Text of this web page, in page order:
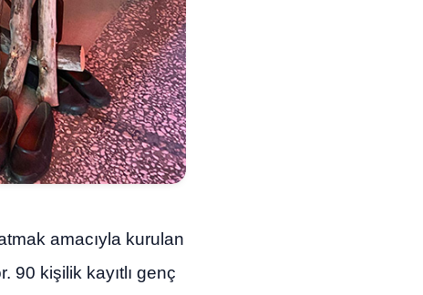
amacıyla kurulan
90 kişilik kayıtlı genç